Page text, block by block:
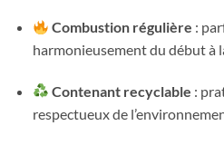
Combustion régulière :
harmonieusement du début à
Contenant recyclable :
respectueux de